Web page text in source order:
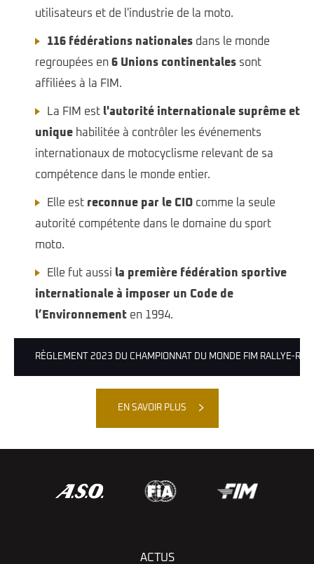
utilisateurs et de l'industrie de la moto.
116 fédérations nationales dans le monde
regroupées en 6 Unions continentales sont
affiliées à la FIM.
La FIM est l'autorité internationale suprême et
unique habilitée à contrôler les événements
internationaux de motocyclisme relevant de sa
compétence dans le monde entier.
Elle est reconnue par le CIO comme la seule
autorité compétente dans le domaine du sport
moto.
Elle fut aussi la première fédération sportive
internationale à imposer un Code de
l’Environnement en 1994.
RÈGLEMENT 2023 DU CHAMPIONNAT DU MONDE FIM RALLYE-RAID
EN SAVOIR PLUS
ACTUS